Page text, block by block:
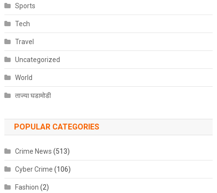
Sports
Tech
Travel
Uncategorized
World
ताज्या घडामोडी
POPULAR CATEGORIES
Crime News (513)
Cyber Crime (106)
Fashion (2)